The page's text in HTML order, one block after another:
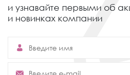
и узнавайте первыми об
и новинках компании